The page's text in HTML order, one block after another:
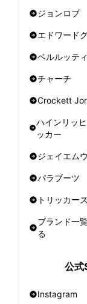
ジョンロブ
エドワード
ベルルッティ
チャーチ
Crockett
ハインリッ
ッカー
ジェイエム
パラブーツ
トリッカー
ブランド一
る
公式
Instagram